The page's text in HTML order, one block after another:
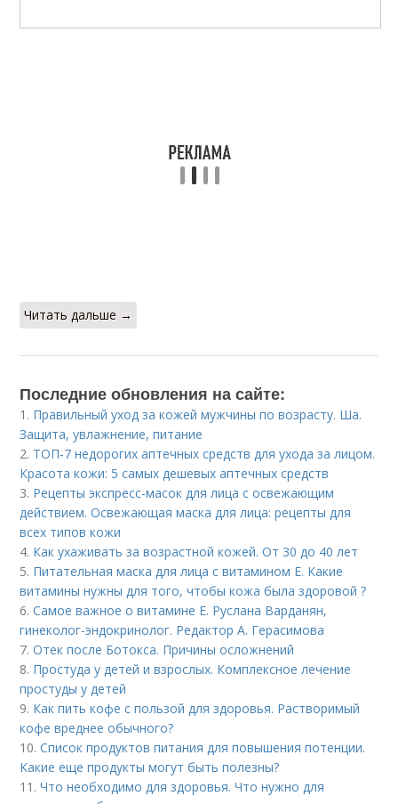
Читать дальше →
Последние обновления на сайте:
1. Правильный уход за кожей мужчины по возрасту. Ша.
Защита, увлажнение, питание
2. ТОП-7 недорогих аптечных средств для ухода за лицом.
Красота кожи: 5 самых дешевых аптечных средств
3. Рецепты экспресс-масок для лица с освежающим
действием. Освежающая маска для лица: рецепты для
всех типов кожи
4. Как ухаживать за возрастной кожей. От 30 до 40 лет
5. Питательная маска для лица с витамином Е. Какие
витамины нужны для того, чтобы кожа была здоровой ?
6.Самое важное о витамине Е. Руслана Варданян,
гинеколог-эндокринолог. Редактор А. Герасимова
7.Отек после Ботокса. Причины осложнений
8. Простуда у детей и взрослых. Комплексное лечение
простуды у детей
9. Как пить кофе с пользой для здоровья. Растворимый
кофе вреднее обычного?
10.Список продуктов питания для повышения потенции.
Какие еще продукты могут быть полезны?
11.Что необходимо для здоровья. Что нужно для